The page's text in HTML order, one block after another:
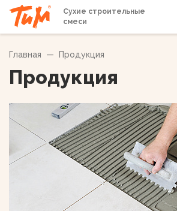
Сухие строительные
смеси
Главная — Продукция
Продукция